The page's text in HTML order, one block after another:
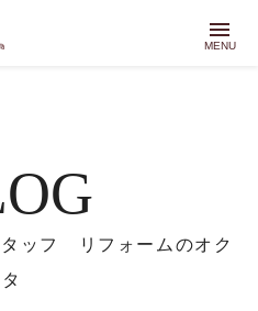
menu
MENU
ッフ リフォームのオク
タ